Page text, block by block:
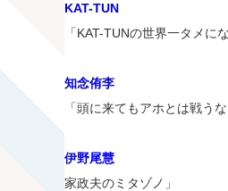
KAT-TUN
「KAT-TUNの世界一タメに
知念侑李
「頭に来てもアホとは戦うな
伊野尾慧
家政夫のミタゾノ」